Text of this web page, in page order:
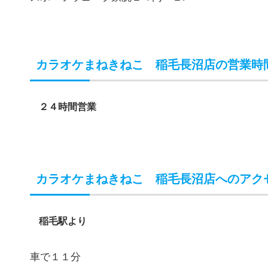
カラオケまねきねこ 稲毛長沼店の営業時
２４時間営業
カラオケまねきねこ 稲毛長沼店へのアク
稲毛駅より
車で１１分